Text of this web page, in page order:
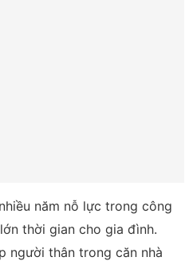
năm nỗ lực trong công
thời gian cho gia đình.
người thân trong căn nhà